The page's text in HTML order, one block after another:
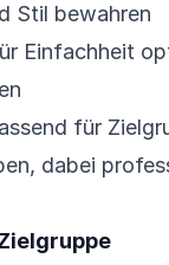
Stil bewahren
Einfachheit
für
dabei